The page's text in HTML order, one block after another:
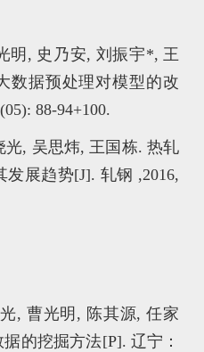
明, 史乃安, 刘振宇*, 王
数据预处理对模型的改
88-94+100.
光, 吴思炜, 王国栋. 热轧
展趋势[J]. 轧钢 ,2016,
, 曹光明, 陈其源, 任家
的挖掘方法[P]. 辽宁：